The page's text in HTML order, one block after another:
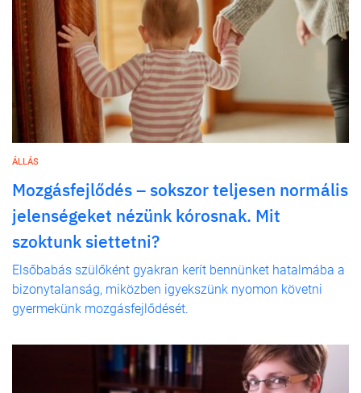
ÁLLÁS
Mozgásfejlődés – sokszor teljesen normális
jelenségeket nézünk kórosnak. Mit
szoktunk siettetni?
Elsőbabás szülőként gyakran kerít bennünket hatalmába a
bizonytalanság, miközben igyekszünk nyomon követni
gyermekünk mozgásfejlődését.